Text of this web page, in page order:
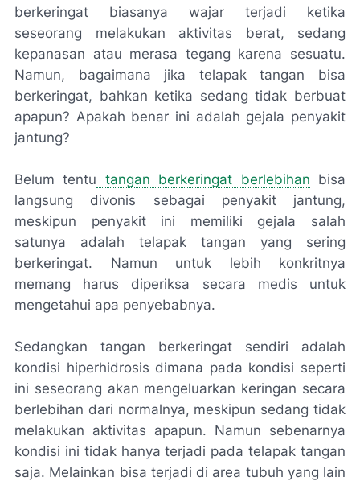
berkeringat biasanya wajar terjadi ketika
seseorang melakukan aktivitas berat, sedang
kepanasan atau merasa tegang karena sesuatu.
Namun, bagaimana jika telapak tangan bisa
berkeringat, bahkan ketika sedang tidak berbuat
apapun? Apakah benar ini adalah gejala penyakit
jantung?
Belum tentu tangan berkeringat berlebihan bisa
langsung divonis sebagai penyakit jantung,
meskipun penyakit ini memiliki gejala salah
satunya adalah telapak tangan yang sering
berkeringat. Namun untuk lebih konkritnya
memang harus diperiksa secara medis untuk
mengetahui apa penyebabnya.
Sedangkan tangan berkeringat sendiri adalah
kondisi hiperhidrosis dimana pada kondisi seperti
ini seseorang akan mengeluarkan keringan secara
berlebihan dari normalnya, meskipun sedang tidak
melakukan aktivitas apapun. Namun sebenarnya
kondisi ini tidak hanya terjadi pada telapak tangan
saja. Melainkan bisa terjadi di area tubuh yang lain